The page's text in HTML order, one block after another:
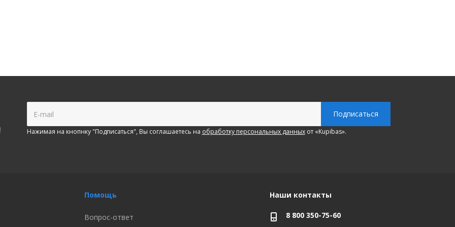
Нажимая на кнопнку "Подписаться", Вы соглашаетесь на обработку персональных данныхот «Kupibas».
Помощь
Вопрос-ответ
Наши контакты
8 800 350-75-60